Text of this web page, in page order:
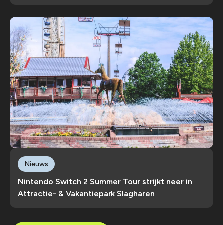
Nintendo Switch 2 Summer Tour strijkt neer in
Attractie- & Vakantiepark Slagharen
Nieuws